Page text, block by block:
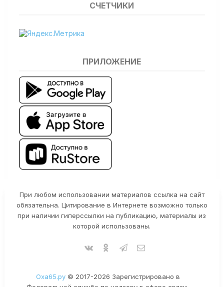
СЧЕТЧИКИ
ПРИЛОЖЕНИЕ
При любом использовании материалов ссылка на сайт
обязательна. Цитирование в Интернете возможно только
при наличии гиперссылки на публикацию, материалы из
которой использованы.
Оха65.ру© 2017-2026 Зарегистрировано в